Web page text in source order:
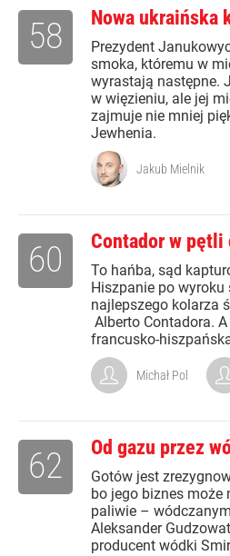
Nowa ukraińska
Prezydent
smoka, któremu w
wyrastają następne.
w więzieniu, ale jej
zajmuje nie mniej
Jewhenia.
58
Jakub Mielnik
Contador w pętli
To hańba, sąd
Hiszpanie po
najlepszego kolarza
Alberto Contadora.
francusko-
60
Michał Pol
Od gazu przez
Gotów jest
bo jego biznes może
paliwie –
Aleksander
producent wódki
62